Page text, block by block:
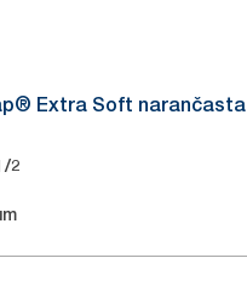
Extra Soft
2